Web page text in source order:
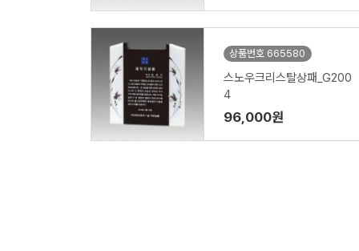
상품번호 665580
스노우크리스탈상패_G200
4
96,000원